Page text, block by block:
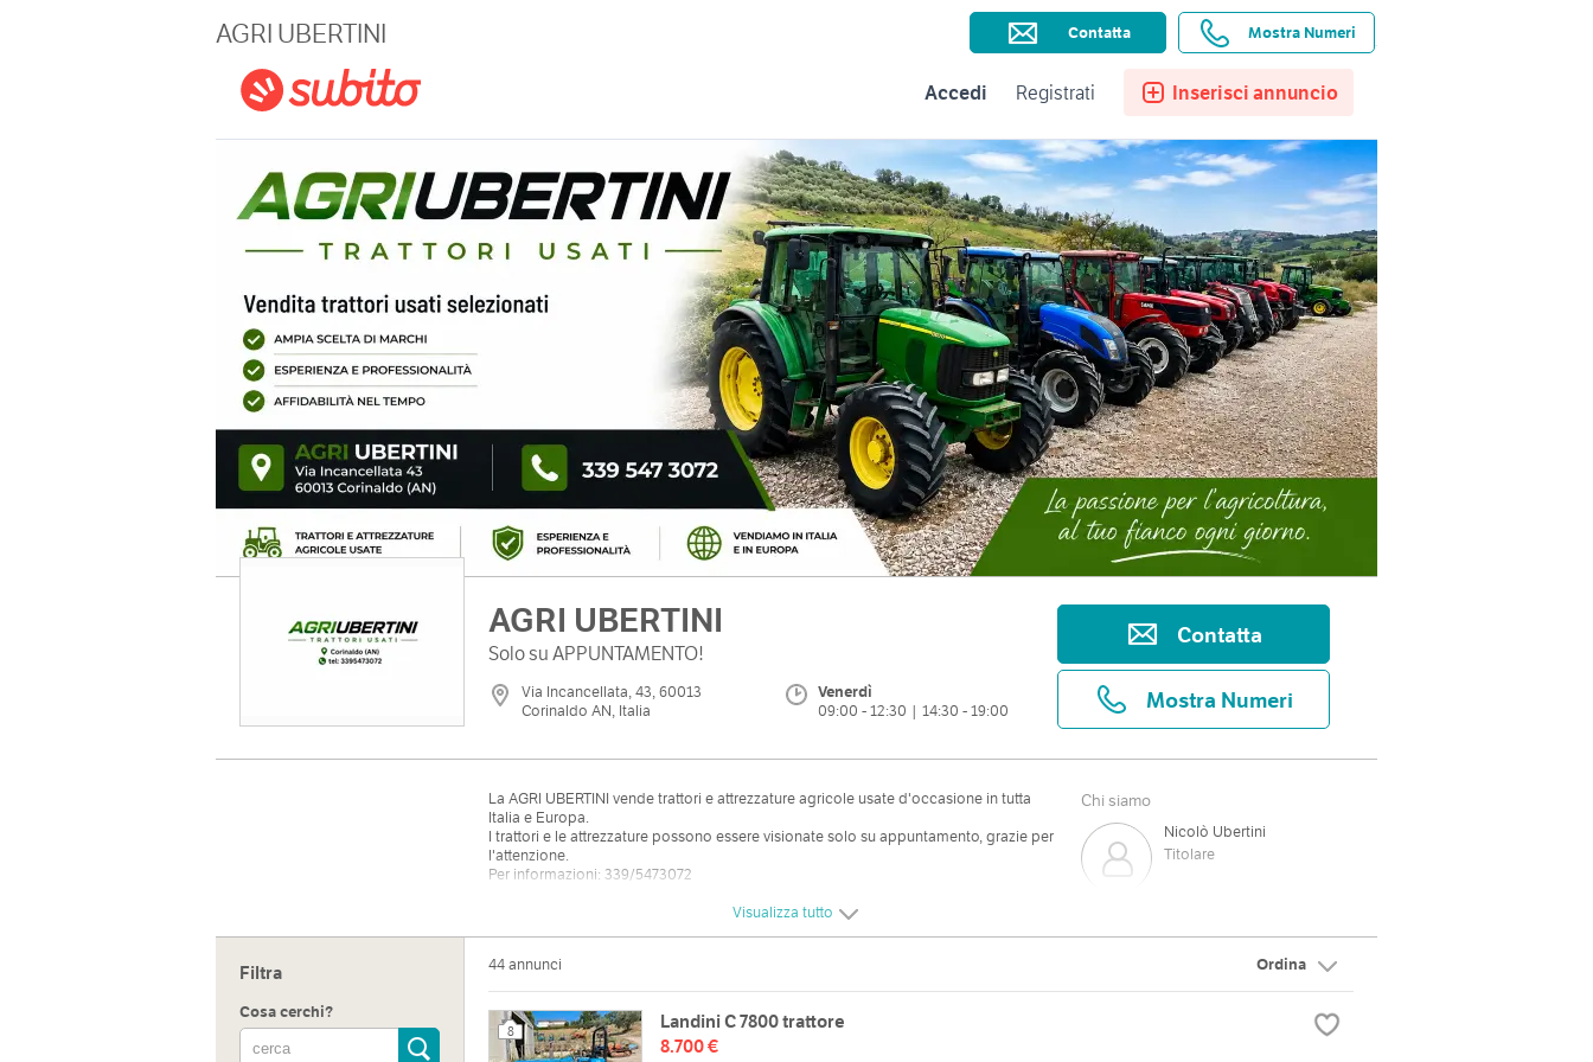
Subito per le Aziende Assistenza Ricerche salvate Preferiti
Accedi Registrati Inserisci annuncio
AGRI UBERTINI Contatta Mostra Numeri
AGRI UBERTINI
Solo su APPUNTAMENTO!
Via Incancellata, 43, 60013
Corinaldo AN, Italia
Venerdì
09:00 - 12:30 | 14:30 - 19:00
Contatta
Mostra Numeri
La AGRI UBERTINI vende trattori e attrezzature agricole usate d'occasione in tutta
Italia e Europa.
I trattori e le attrezzature possono essere visionate solo su appuntamento, grazie per
l'attenzione.
Per informazioni: 339/5473072
Chi siamo
Nicolò Ubertini
Titolare
Visualizza tutto
Filtra
Cosa cerchi?
44 annunci Ordina
8
Landini C 7800 trattore
8.700 €